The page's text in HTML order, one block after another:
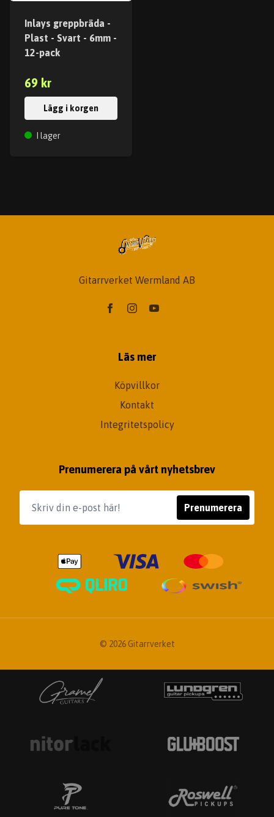
Inlays greppbräda -
Plast - Svart - 6mm -
12-pack
69 kr
Lägg i korgen
I lager
Gitarrverket Wermland AB
Läs mer
Köpvillkor
Kontakt
Integritetspolicy
Prenumerera på vårt nyhetsbrev
Prenumerera
© 2026 Gitarrverket